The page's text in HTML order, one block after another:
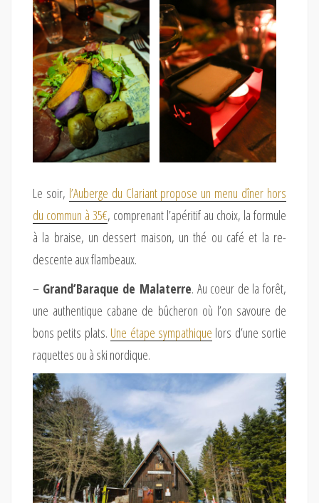
Le soir, l’Auberge du Clariant propose un menu dîner hors
du commun à 35€, comprenant l’apéritif au choix, la formule
à la braise, un dessert maison, un thé ou café et la re-
descente aux flambeaux.
– Grand’Baraque de Malaterre. Au coeur de la forêt,
une authentique cabane de bûcheron où l’on savoure de
bons petits plats. Une étape sympathique lors d’une sortie
raquettes ou à ski nordique.